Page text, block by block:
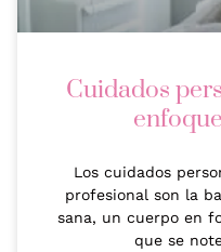
Cuidados
Los cuidados
profesional son la
sana, un cuerpo en
que se